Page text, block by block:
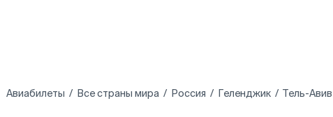
Авиабилеты Все страны мира Россия Геленджик Тель-Авив